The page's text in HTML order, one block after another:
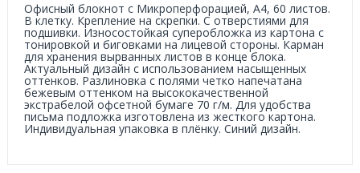
Офисный блокнот с Микроперфорацией, А4, 60 листов.
В клетку. Крепление на скрепки. С отверстиями для
подшивки. Износостойкая суперобложка из картона с
тонировкой и биговками на лицевой стороны. Карман
для хранения вырванных листов в конце блока.
Актуальный дизайн с использованием насыщенных
оттенков. Разлиновка с полями четко напечатана
бежевым оттенком на высококачественной
экстрабелой офсетной бумаге 70 г/м. Для удобства
письма подложка изготовлена из жесткого картона.
Индивидуальная упаковка в плёнку. Синий дизайн.